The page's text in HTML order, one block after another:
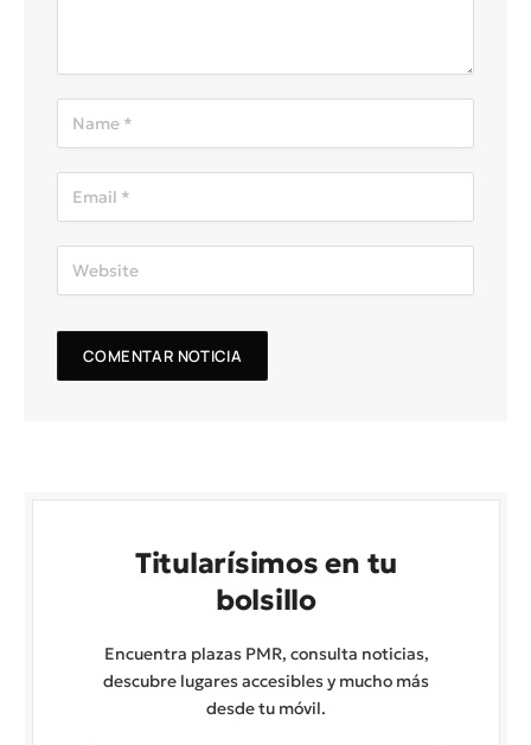
Titularísimos en tu
bolsillo
Encuentra plazas PMR, consulta noticias,
descubre lugares accesibles y mucho más
desde tu móvil.